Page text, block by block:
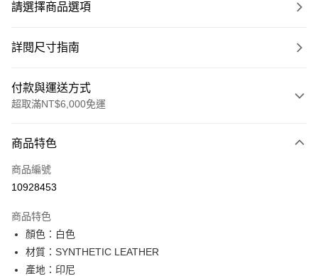
請選擇商品選項
詳閱尺寸指南
付款與運送方式
超取滿NT$6,000免運
信用卡一次付款
超商取貨付款
Apple Pay
ATM付款
商品特色
商品編號
10928453
商品特色
顏色：白色
材質：SYNTHETIC LEATHER
產地：印尼